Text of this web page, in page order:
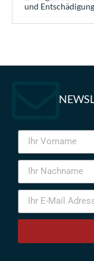
und Entschädigung